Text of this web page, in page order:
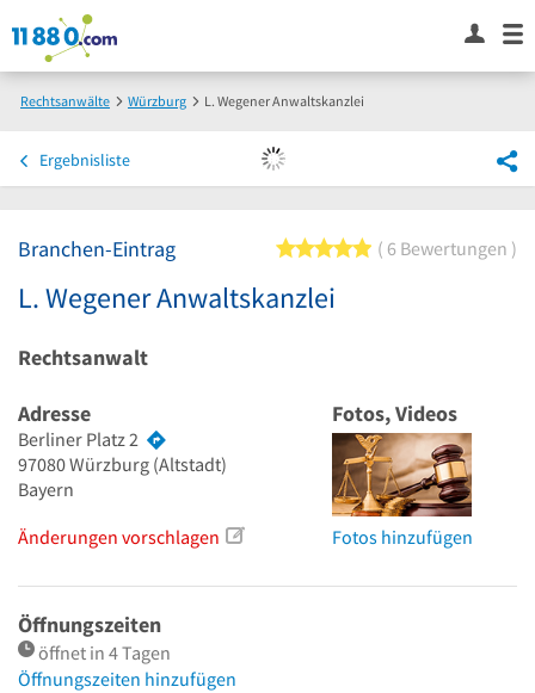
Rechtsanwälte Würzburg L. Wegener Anwaltskanzlei
Ergebnisliste
Branchen-Eintrag 5 von 5 Sternen
6 Bewertungen
L. Wegener Anwaltskanzlei
Rechtsanwalt
Adresse
Berliner Platz 2
97080Würzburg (Altstadt)
Bayern
Änderungen vorschlagen
Fotos, Videos
Fotos hinzufügen
Öffnungszeiten
öffnet in 4 Tagen
Öffnungszeiten hinzufügen